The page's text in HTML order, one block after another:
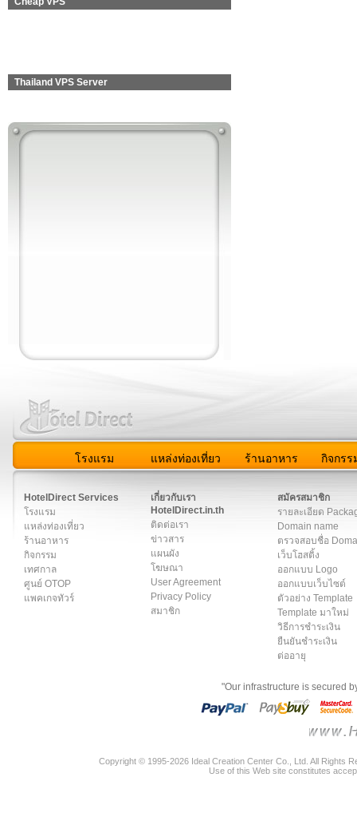
Thailand VPS Server
โรงแรม แหล่งท่องเที่ยว ร้านอาหาร กิจกรร
HotelDirect Services
โรงแรม
แหล่งท่องเที่ยว
ร้านอาหาร
กิจกรรม
เทศกาล
ศูนย์ OTOP
แพคเกจทัวร์
เกี่ยวกับเรา
HotelDirect.in.th
ติดต่อเรา
ข่าวสาร
แผนผัง
โฆษณา
User Agreement
Privacy Policy
สมาชิก
สมัครสมาชิก
รายละเอียด
Domain name
ตรวจสอบชื่อ
เว็บโฮสติ้ง
ออกแบบ Logo
ออกแบบเว็บไซต์
ตัวอย่าง Template
Template มาใหม่
วิธีการชำระเงิน
ยืนยันชำระเงิน
ต่ออายุ
"Our infrastructure is secured
Copyright © 1995-2026 Ideal Creation Center Co., Ltd. All Rights
Use of this Web site constitutes